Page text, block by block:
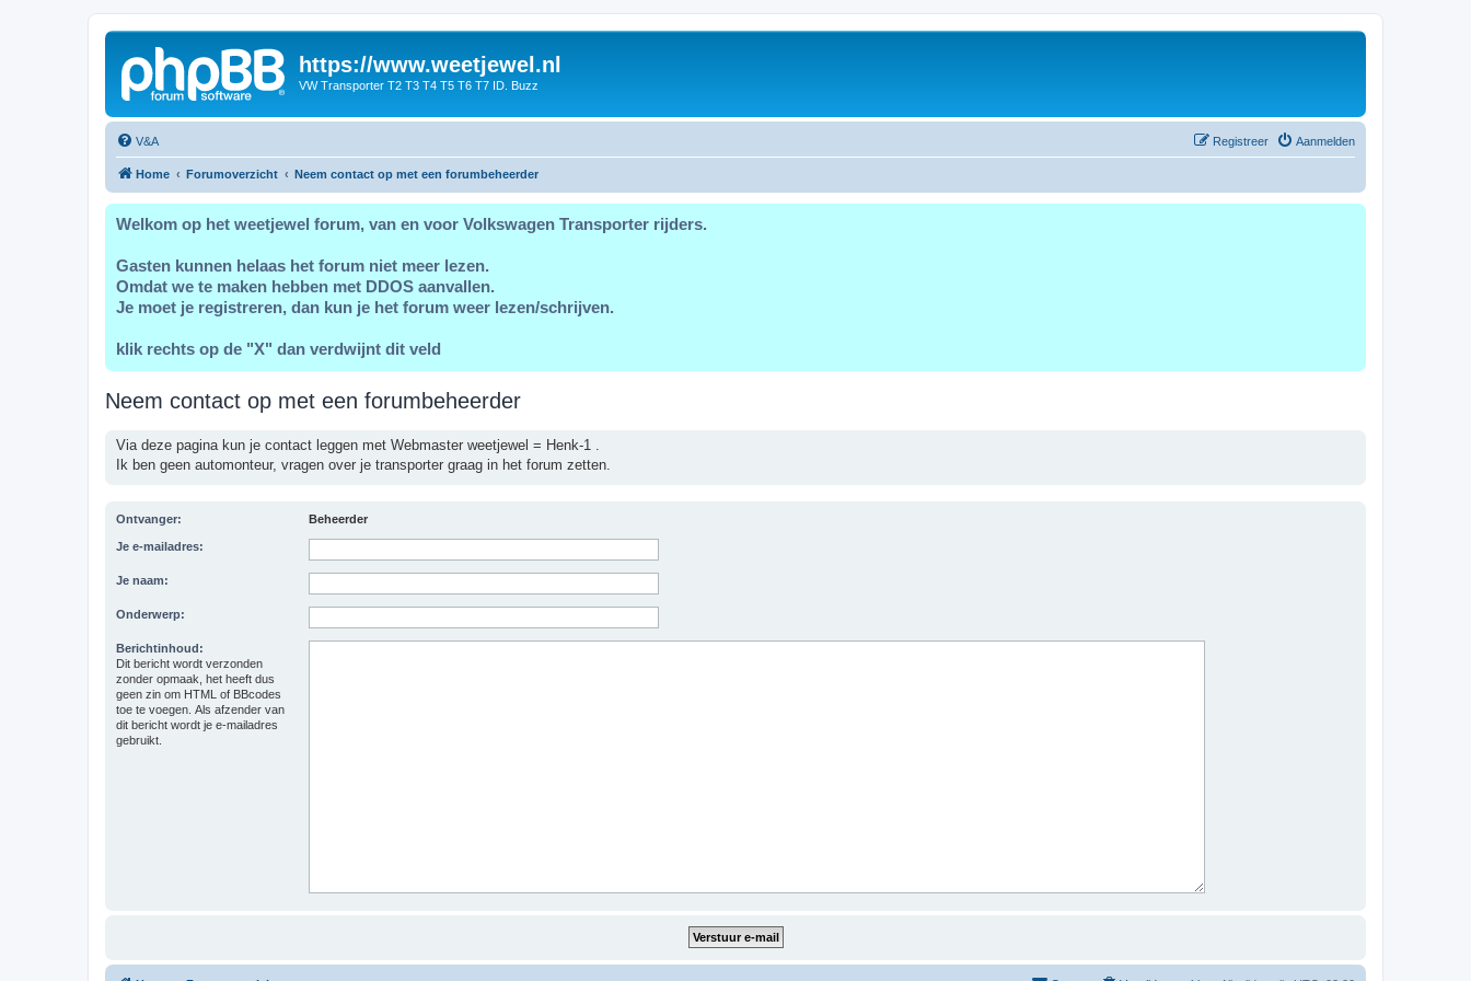
https://www.weetjewel.nl
VW Transporter T2 T3 T4 T5 T6 T7 ID. Buzz
V&A Aanmelden
Registreer
Home Forumoverzicht Neem contact op met een forumbeheerder
Welkom op het weetjewel forum, van en voor Volkswagen Transporter rijders.
Gasten kunnen helaas het forum niet meer lezen.
Omdat we te maken hebben met DDOS aanvallen.
Je moet je registreren, dan kun je het forum weer lezen/schrijven.
klik rechts op de "X" dan verdwijnt dit veld
Neem contact op met een forumbeheerder
Via deze pagina kun je contact leggen met Webmaster weetjewel = Henk-1 .
Ik ben geen automonteur, vragen over je transporter graag in het forum zetten.
Ontvanger: Beheerder
Je e-mailadres:
Je naam:
Onderwerp:
Berichtinhoud:
Dit bericht wordt verzonden
zonder opmaak, het heeft dus
geen zin om HTML of BBcodes
toe te voegen. Als afzender van
dit bericht wordt je e-mailadres
gebruikt.